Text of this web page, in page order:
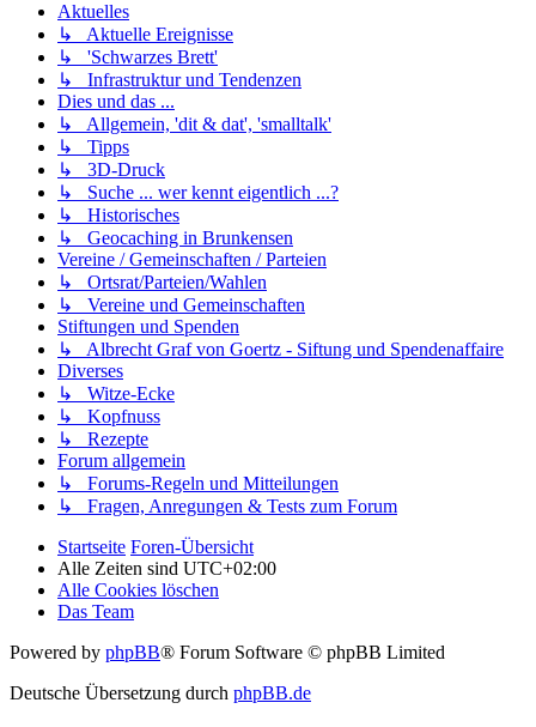
Aktuelles
↳ Aktuelle Ereignisse
↳ 'Schwarzes Brett'
↳ Infrastruktur und Tendenzen
Dies und das ...
↳ Allgemein, 'dit & dat', 'smalltalk'
↳ Tipps
↳ 3D-Druck
↳ Suche ... wer kennt eigentlich ...?
↳ Historisches
↳ Geocaching in Brunkensen
Vereine / Gemeinschaften / Parteien
↳ Ortsrat/Parteien/Wahlen
↳ Vereine und Gemeinschaften
Stiftungen und Spenden
↳ Albrecht Graf von Goertz - Siftung und Spendenaffaire
Diverses
↳ Witze-Ecke
↳ Kopfnuss
↳ Rezepte
Forum allgemein
↳ Forums-Regeln und Mitteilungen
↳ Fragen, Anregungen & Tests zum Forum
Startseite Foren-Übersicht
Alle Zeiten sind UTC+02:00
Alle Cookies löschen
Das Team
Powered by phpBB® Forum Software © phpBB Limited
Deutsche Übersetzung durch phpBB.de